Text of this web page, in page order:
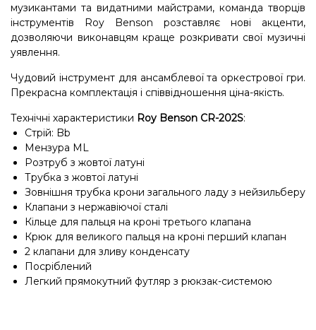
музикантами та видатними майстрами, команда творців
інструментів Roy Benson розставляє нові акценти,
дозволяючи виконавцям краще розкривати свої музичні
уявлення.
Чудовий інструмент для ансамблевої та оркестрової гри.
Прекрасна комплектація і співвідношення ціна-якість.
Технічні характеристики Roy Benson CR-202S:
Стрій: Bb
Мензура ML
Розтруб з жовтої латуні
Трубка з жовтої латуні
Зовнішня трубка крони загального ладу з нейзильберу
Клапани з нержавіючої сталі
Кільце для пальця на кроні третього клапана
Крюк для великого пальця на кроні перший клапан
2 клапани для зливу конденсату
Посріблений
Легкий прямокутний футляр з рюкзак-системою